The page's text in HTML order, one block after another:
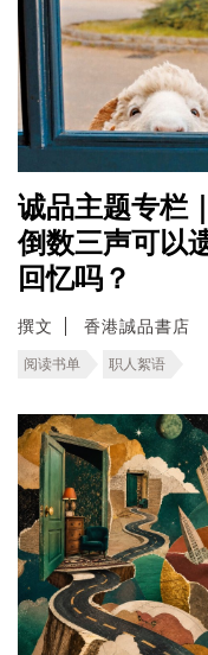
诚品主题专栏
倒数三声可以
回忆吗？
撰文 香港誠品書店
阅读书单 职人絮语